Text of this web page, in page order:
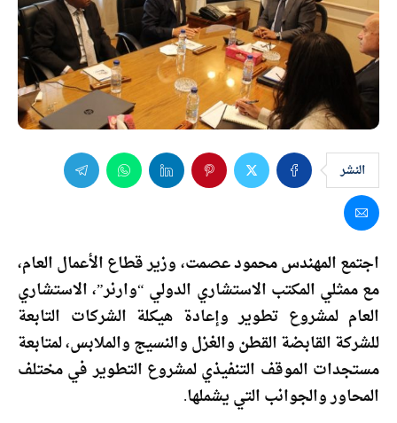
النشر
اجتمع المهندس محمود عصمت، وزير قطاع الأعمال العام،
مع ممثلي المكتب الاستشاري الدولي “وارنر”، الاستشاري
العام لمشروع تطوير وإعادة هيكلة الشركات التابعة
للشركة القابضة القطن والغزل والنسيج والملابس، لمتابعة
مستجدات الموقف التنفيذي لمشروع التطوير في مختلف
المحاور والجوانب التي يشملها.